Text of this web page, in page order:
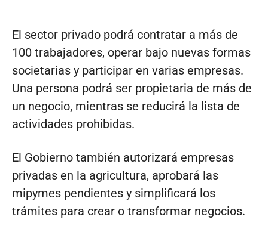
El sector privado podrá contratar a más de
100 trabajadores, operar bajo nuevas formas
societarias y participar en varias empresas.
Una persona podrá ser propietaria de más de
un negocio, mientras se reducirá la lista de
actividades prohibidas.
El Gobierno también autorizará empresas
privadas en la agricultura, aprobará las
mipymes pendientes y simplificará los
trámites para crear o transformar negocios.